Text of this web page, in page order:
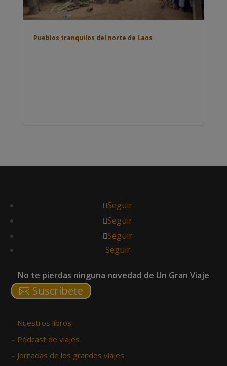
Pueblos tranquilos del norte de Laos
Seguir
Seguir
Seguir
Seguir
No te pierdas ninguna novedad de Un Gran Viaje
Suscríbete
– Nuestros libros
– Pódcast de viajes
– Jornadas de los grandes viajes